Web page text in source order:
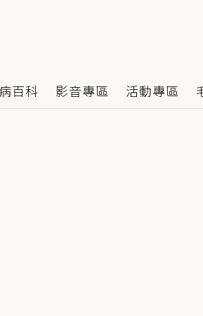
百科 影音專區 活動專區